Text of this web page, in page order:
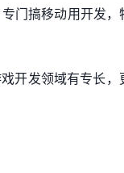
门搞移动用开发，
开发领域有专长